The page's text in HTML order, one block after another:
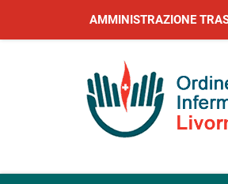
AMMINISTRAZIONE